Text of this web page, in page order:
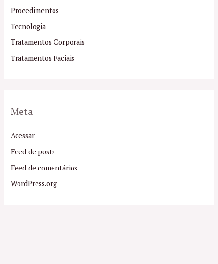
Procedimentos
Tecnologia
Tratamentos Corporais
Tratamentos Faciais
Meta
Acessar
Feed de posts
Feed de comentários
WordPress.org